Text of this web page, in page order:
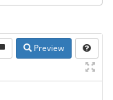
Preview